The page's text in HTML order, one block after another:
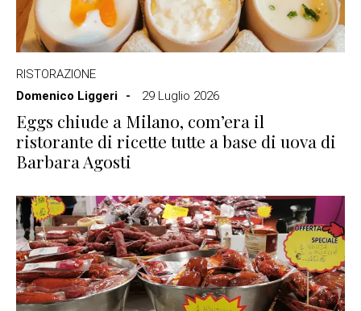
RISTORAZIONE
Domenico Liggeri
29 Luglio 2026
Eggs chiude a Milano, com’era il
ristorante di ricette tutte a base di uova di
Barbara Agosti